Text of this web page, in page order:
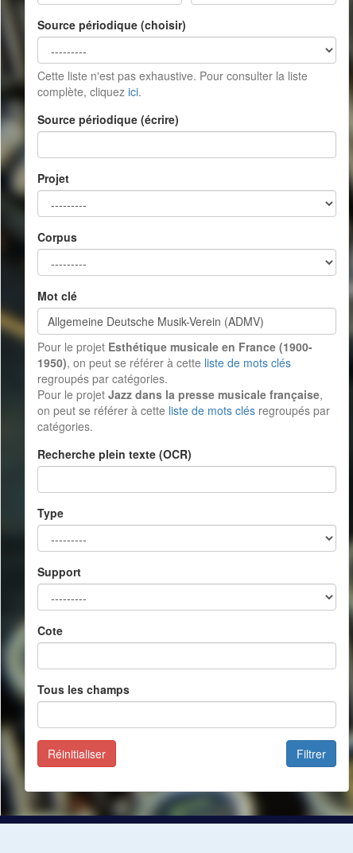
Source périodique (choisir)
Cette liste n'est pas exhaustive. Pour consulter la liste
complète, cliquez ici.
Source périodique (écrire)
Projet
Corpus
Mot clé
Pour le projet Esthétique musicale en France (1900-
1950), on peut se référer à cette liste de mots clés
regroupés par catégories.
Pour le projet Jazz dans la presse musicale française,
on peut se référer à cette liste de mots clés regroupés par
catégories.
Recherche plein texte (OCR)
Type
Support
Cote
Tous les champs
Filtrer
Réinitialiser